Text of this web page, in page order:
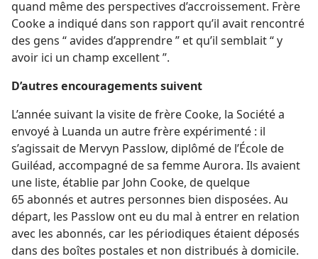
quand même des perspectives d’accroissement. Frère
Cooke a indiqué dans son rapport qu’il avait rencontré
des gens “ avides d’apprendre ” et qu’il semblait “ y
avoir ici un champ excellent ”.
D’autres encouragements suivent
L’année suivant la visite de frère Cooke, la Société a
envoyé à Luanda un autre frère expérimenté : il
s’agissait de Mervyn Passlow, diplômé de l’École de
Guiléad, accompagné de sa femme Aurora. Ils avaient
une liste, établie par John Cooke, de quelque
65 abonnés et autres personnes bien disposées. Au
départ, les Passlow ont eu du mal à entrer en relation
avec les abonnés, car les périodiques étaient déposés
dans des boîtes postales et non distribués à domicile.